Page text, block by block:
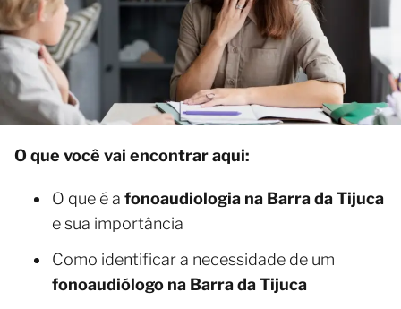
O que você vai encontrar aqui:
O que é a fonoaudiologia na Barra da Tijuca
e sua importância
Como identificar a necessidade de um
fonoaudiólogo na Barra da Tijuca